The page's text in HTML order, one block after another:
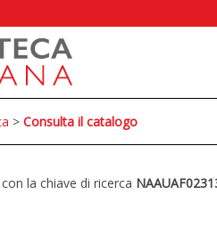
> Consulta il catalogo
la chiave di ricerca